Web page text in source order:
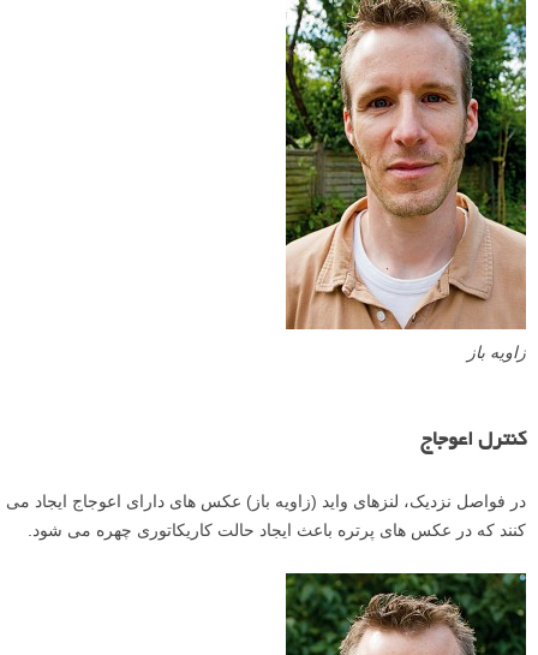
زاویه باز
کنترل اعوجاج
در فواصل نزدیک، لنزهای واید (زاویه باز) عکس های دارای اعوجاج ایجاد می
کنند که در عکس های پرتره باعث ایجاد حالت کاریکاتوری چهره می شود.